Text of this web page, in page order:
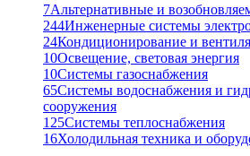
7Альтернативные и
244Инженерные системы
24Кондиционирование и
10Освещение, световая энергия
10Системы газоснабжения
65Системы водоснабжения и
сооружения
125Системы теплоснабжения
16Холодильная техника и